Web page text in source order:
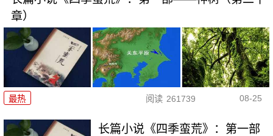
章）
最热 阅读 261739 08-25
长篇小说《四季蛮荒》：第一部